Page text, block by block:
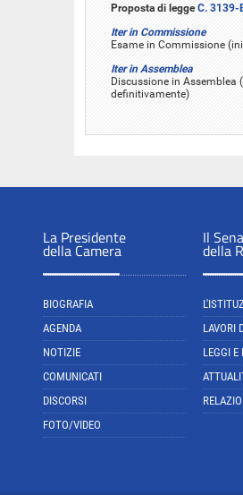
Proposta di leggeC. 3139-
Iter in Commissione
Esame in Commissione
Iter in Assemblea
Discussione in
definitivamente)
La Presidente
della Camera
BIOGRAFIA
AGENDA
NOTIZIE
COMUNICATI
DISCORSI
FOTO/VIDEO
Il
della
LAVORI
LEGGI E